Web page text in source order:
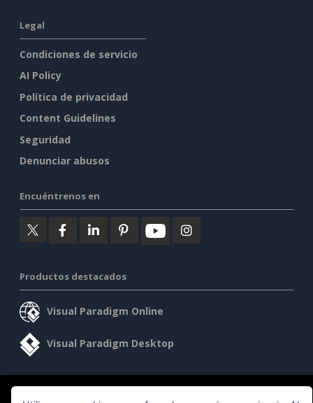
Legal
Condiciones de servicio
AI Policy
Política de privacidad
Content Guidelines
Seguridad
Denunciar abusos
Encuéntrenos en
Productos destacados
Visual Paradigm Online
Visual Paradigm Desktop